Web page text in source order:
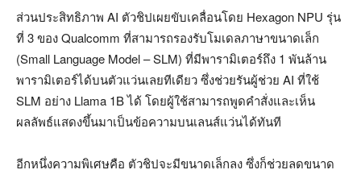
ส่วนประสิทธิภาพ AI ตัวชิปเผยขับเคลื่อนโดย Hexagon NPU รุ่น
ที่ 3 ของ Qualcomm ที่สามารถรองรับโมเดลภาษาขนาดเล็ก
(Small Language Model – SLM) ที่มีพารามิเตอร์ถึง 1 พันล้าน
พารามิเตอร์ได้บนตัวแว่นเลยทีเดียว ซึ่งช่วยรันผู้ช่วย AI ที่ใช้
SLM อย่าง Llama 1B ได้ โดยผู้ใช้สามารถพูดคำสั่งและเห็น
ผลลัพธ์แสดงขึ้นมาเป็นข้อความบนเลนส์แว่นได้ทันที
อีกหนึ่งความพิเศษคือ ตัวชิปจะมีขนาดเล็กลง ซึ่งก็ช่วยลดขนาด